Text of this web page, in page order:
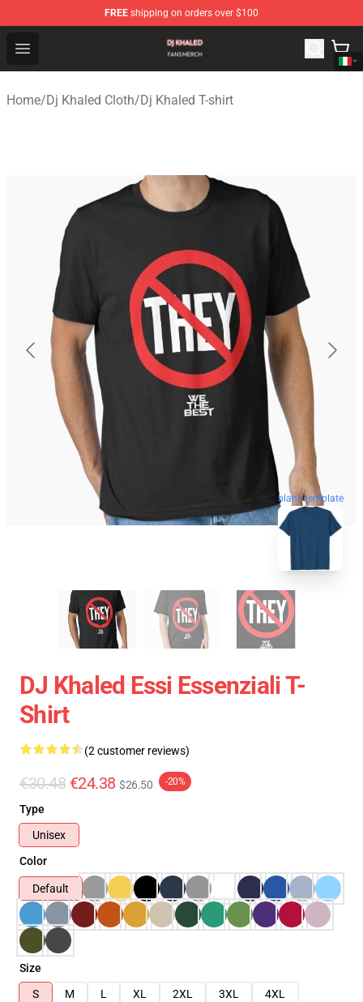
FREE shipping on orders over $100
Open menu
Dj Khaled Shop - Official Dj Khaled Merchandise Store
Home/Dj Khaled Cloth/Dj Khaled T-shirt
blank template
DJ Khaled Essi Essenziali T-
Shirt
(2 customer reviews)
€30.48 €24.38 $26.50 -20%
Type
Unisex
Color
Default
Size
S
M L XL 2XL 3XL
4XL